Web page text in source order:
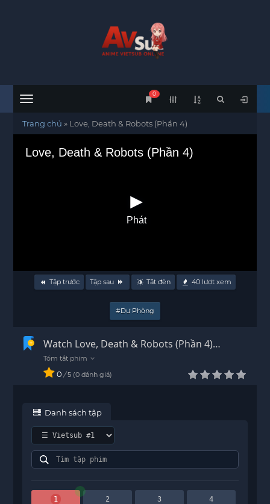
Menu
0
Trang chủ » Love, Death & Robots (Phần 4)
Love, Death & Robots (Phần 4)
Phát
Tập trước Tập sau Tắt đèn 40 lượt xem
#Dự Phòng
Watch Love, Death & Robots (Phần 4)
Vietsub - HD
0 / 5 0 đánh giá
Danh sách tập
1 2 3 4